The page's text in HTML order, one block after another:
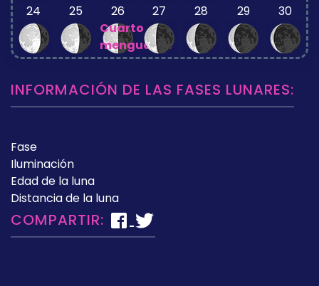
24 25
26
Cuarto
menguante
27 28 29 30
INFORMACIÓN DE LAS FASES LUNARES:
Fase
Iluminación
Edad de la luna
Distancia de la luna
COMPARTIR: